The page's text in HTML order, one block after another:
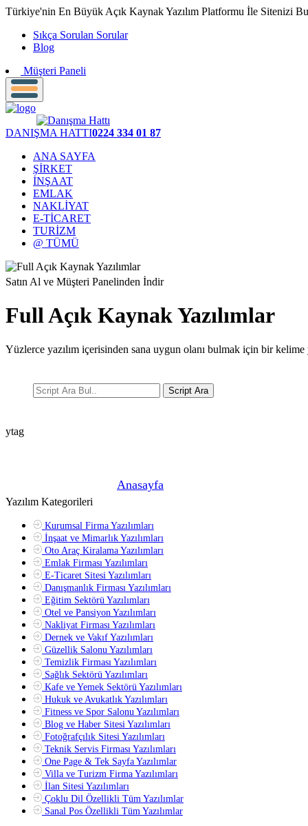
Türkiye'nin En Büyük Açık Kaynak Yazılım Platformu İle Sitenizi
Sıkça Sorulan Sorular
Blog
Müşteri Paneli
DANIŞMA HATTI0224 334 01 87
ANA SAYFA
ŞİRKET
İNŞAAT
EMLAK
NAKLİYAT
E-TİCARET
TURİZM
@ TÜMÜ
Satın Al ve Müşteri Panelinden İndir
Full Açık Kaynak Yazılımlar
Yüzlerce yazılım içerisinden sana uygun olanı bulmak için bir kelime
Script Ara
ytag
Anasayfa
Yazılım Kategorileri
Kurumsal Firma Yazılımları
İnşaat ve Mimarlık Yazılımları
Oto Araç Kiralama Yazılımları
Emlak Firması Yazılımları
E-Ticaret Sitesi Yazılımları
Danışmanlık Firması Yazılımları
Eğitim Sektörü Yazılımları
Otel ve Pansiyon Yazılımları
Nakliyat Firması Yazılımları
Dernek ve Vakıf Yazılımları
Güzellik Salonu Yazılımları
Temizlik Firması Yazılımları
Sağlık Sektörü Yazılımları
Kafe ve Yemek Sektörü Yazılımları
Hukuk ve Avukatlık Yazılımları
Fitness ve Spor Salonu Yazılımları
Blog ve Haber Sitesi Yazılımları
Fotoğrafçılık Sitesi Yazılımları
Teknik Servis Firması Yazılımları
One Page & Tek Sayfa Yazılımlar
Villa ve Turizm Firma Yazılımları
İlan Sitesi Yazılımları
Çoklu Dil Özellikli Tüm Yazılımlar
Sanal Pos Özellikli Tüm Yazılımlar